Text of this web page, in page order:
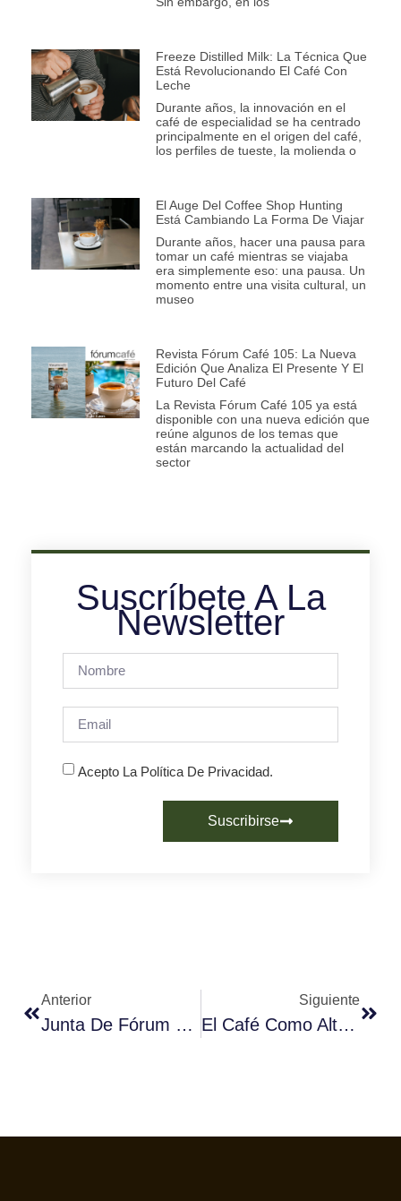
Freeze Distilled Milk: La Técnica Que
Está Revolucionando El Café Con
Leche
Durante años, la innovación en el
café de especialidad se ha centrado
principalmente en el origen del café,
los perfiles de tueste, la molienda o
El Auge Del Coffee Shop Hunting
Está Cambiando La Forma De Viajar
Durante años, hacer una pausa para
tomar un café mientras se viajaba
era simplemente eso: una pausa. Un
momento entre una visita cultural, un
museo
Revista Fórum Café 105: La Nueva
Edición Que Analiza El Presente Y El
Futuro Del Café
La Revista Fórum Café 105 ya está
disponible con una nueva edición que
reúne algunos de los temas que
están marcando la actualidad del
sector
Suscríbete A La
Newsletter
Acepto La Política De Privacidad.
Suscribirse
Anterior
Junta De Fórum Café En Asturias.
Siguiente
El Café Como Alternativa De Futuro.